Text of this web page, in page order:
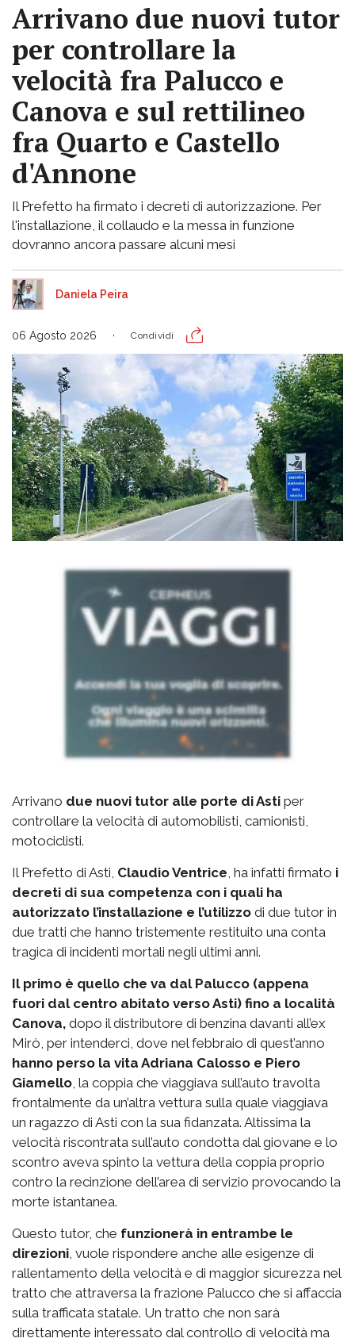
Arrivano due nuovi tutor
per controllare la
velocità fra Palucco e
Canova e sul rettilineo
fra Quarto e Castello
d'Annone
Il Prefetto ha firmato i decreti di autorizzazione. Per
l'installazione, il collaudo e la messa in funzione
dovranno ancora passare alcuni mesi
Daniela Peira
06 Agosto 2026 Condividi
Arrivano due nuovi tutor alle porte di Asti per
controllare la velocità di automobilisti, camionisti,
motociclisti.
Il Prefetto di Asti, Claudio Ventrice, ha infatti firmato i
decreti di sua competenza con i quali ha
autorizzato l’installazione e l’utilizzo di due tutor in
due tratti che hanno tristemente restituito una conta
tragica di incidenti mortali negli ultimi anni.
Il primo è quello che va dal Palucco (appena
fuori dal centro abitato verso Asti) fino a località
Canova, dopo il distributore di benzina davanti all’ex
Mirò, per intenderci, dove nel febbraio di quest’anno
hanno perso la vita Adriana Calosso e Piero
Giamello, la coppia che viaggiava sull’auto travolta
frontalmente da un’altra vettura sulla quale viaggiava
un ragazzo di Asti con la sua fidanzata. Altissima la
velocità riscontrata sull’auto condotta dal giovane e lo
scontro aveva spinto la vettura della coppia proprio
contro la recinzione dell’area di servizio provocando la
morte istantanea.
Questo tutor, che funzionerà in entrambe le
direzioni, vuole rispondere anche alle esigenze di
rallentamento della velocità e di maggior sicurezza nel
tratto che attraversa la frazione Palucco che si affaccia
sulla trafficata statale. Un tratto che non sarà
direttamente interessato dal controllo di velocità ma